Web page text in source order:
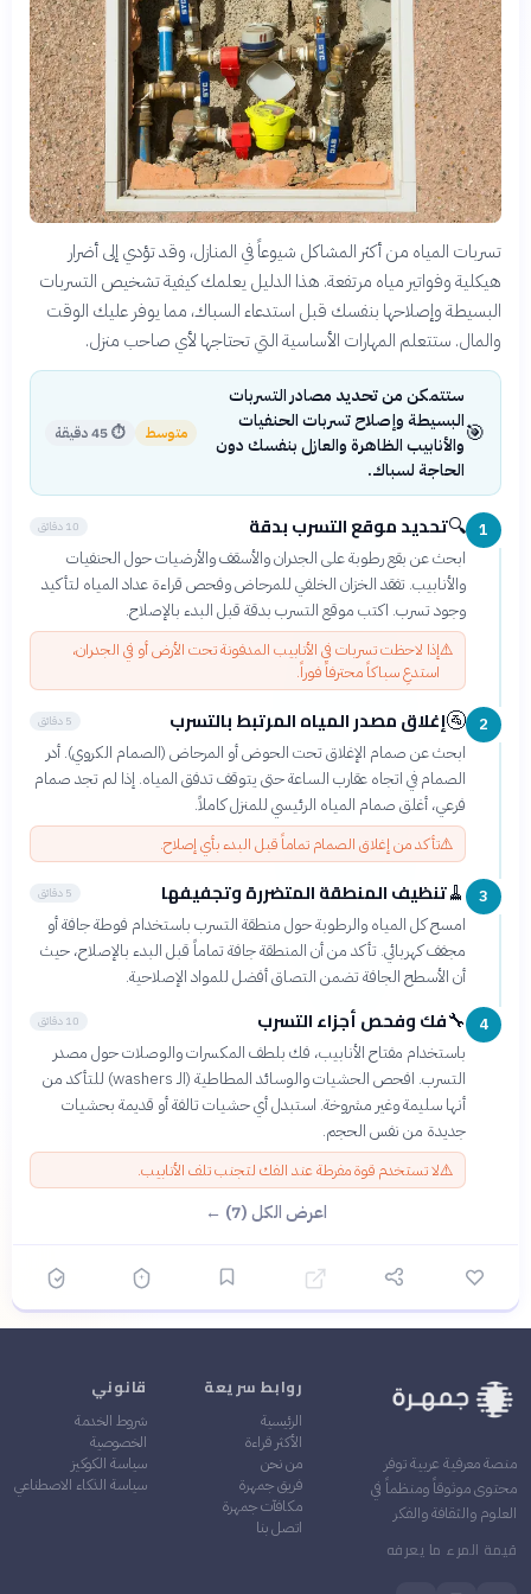
تسربات المياه من أكثر المشاكل شيوعاً في المنازل، وقد تؤدي إلى أضرار
هيكلية وفواتير مياه مرتفعة. هذا الدليل يعلمك كيفية تشخيص التسربات
البسيطة وإصلاحها بنفسك قبل استدعاء السباك، مما يوفر عليك الوقت
والمال. ستتعلم المهارات الأساسية التي تحتاجها لأي صاحب منزل.
🎯
ستتمكن من تحديد مصادر التسربات
البسيطة وإصلاح تسربات الحنفيات
والأنابيب الظاهرة والعازل بنفسك دون
الحاجة لسباك.
متوسط ⏱45 دقيقة
1
🔍تحديد موقع التسرب بدقة 10 دقائق
ابحث عن بقع رطوبة على الجدران والأسقف والأرضيات حول الحنفيات
والأنابيب. تفقد الخزان الخلفي للمرحاض وفحص قراءة عداد المياه لتأكيد
وجود تسرب. اكتب موقع التسرب بدقة قبل البدء بالإصلاح.
⚠️إذا لاحظت تسربات في الأنابيب المدفونة تحت الأرض أو في الجدران،
استدعِ سباكاً محترفاً فوراً.
2
🚰إغلاق مصدر المياه المرتبط بالتسرب 5 دقائق
ابحث عن صمام الإغلاق تحت الحوض أو المرحاض (الصمام الكروي). أدر
الصمام في اتجاه عقارب الساعة حتى يتوقف تدفق المياه. إذا لم تجد صمام
فرعي، أغلق صمام المياه الرئيسي للمنزل كاملاً.
⚠️تأكد من إغلاق الصمام تماماً قبل البدء بأي إصلاح.
3
🧹تنظيف المنطقة المتضررة وتجفيفها 5 دقائق
امسح كل المياه والرطوبة حول منطقة التسرب باستخدام فوطة جافة أو
مجفف كهربائي. تأكد من أن المنطقة جافة تماماً قبل البدء بالإصلاح، حيث
أن الأسطح الجافة تضمن التصاق أفضل للمواد الإصلاحية.
4
🔧فك وفحص أجزاء التسرب 10 دقائق
باستخدام مفتاح الأنابيب، فك بلطف المكسرات والوصلات حول مصدر
التسرب. افحص الحشيات والوسائد المطاطية (الـ washers) للتأكد من
أنها سليمة وغير مشروخة. استبدل أي حشيات تالفة أو قديمة بحشيات
جديدة من نفس الحجم.
⚠️لا تستخدم قوة مفرطة عند الفك لتجنب تلف الأنابيب.
اعرض الكل (7) ←
منصة معرفية عربية توفر
محتوى موثوقاً ومنظماً في
العلوم والثقافة والفكر
قيمة المرء ما يعرفه
روابط سريعة
الرئيسية
الأكثر قراءة
من نحن
فريق جمهرة
مكافآت جمهرة
اتصل بنا
قانوني
شروط الخدمة
الخصوصية
سياسة الكوكيز
سياسة الذكاء الاصطناعي